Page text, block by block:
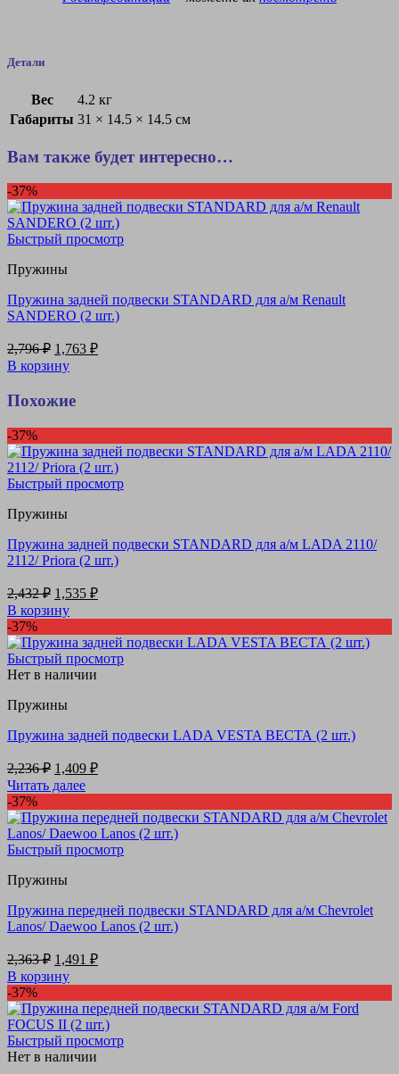
Детали
Вес
4.2 кг
Габариты 31 × 14.5 × 14.5 см
Вам также будет интересно…
-37%
Быстрый просмотр
Пружины
Пружина задней подвески STANDARD для а/м Renault
SANDERO (2 шт.)
2,796₽ Первоначальная
цена
составляла
2,796 ₽.
1,763 ₽Текущая
В корзину
Похожие
-37%
Быстрый просмотр
Пружины
Пружина задней подвески STANDARD для а/м LADA 2110/
2112/ Priora (2 шт.)
2,432₽ Первоначальная
цена
составляла
2,432 ₽.
1,535 ₽Текущая
В корзину
-37%
Быстрый просмотр
Нет в наличии
Пружины
Пружина задней подвески LADA VESTA ВЕСТА (2 шт.)
2,236₽ Первоначальная
цена
составляла
2,236 ₽.
1,409 ₽Текущая
Читать далее
-37%
Быстрый просмотр
Пружины
Пружина передней подвески STANDARD для а/м Chevrolet
Lanos/ Daewoo Lanos (2 шт.)
2,363₽ Первоначальная
цена
составляла
2,363 ₽.
1,491 ₽Текущая
В корзину
-37%
Быстрый просмотр
Нет в наличии